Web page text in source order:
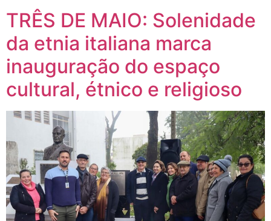
TRÊS DE MAIO: Solenidade
da etnia italiana marca
inauguração do espaço
cultural, étnico e religioso